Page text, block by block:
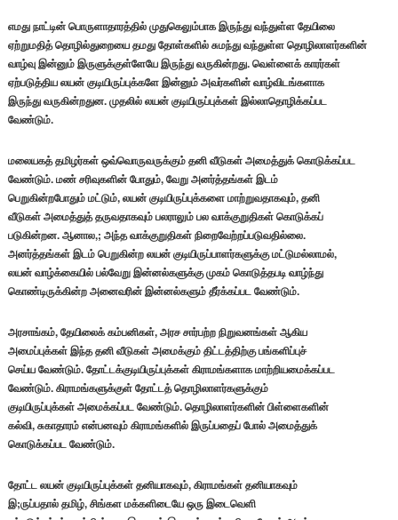
எமது நாட்டின் பொருளாதாரத்தில் முதுகெலும்பாக இருந்து வந்துள்ள தேயிலை
ஏற்றுமதித் தொழில்துறையை தமது தோள்களில் சுமந்து வந்துள்ள தொழிலாளர்களின்
வாழ்வு இன்னும் இருளுக்குள்ளேயே இருந்து வருகின்றது. வெள்ளைக் காரர்கள்
ஏற்படுத்திய லயன் குடியிருப்புக்களே இன்னும் அவர்களின் வாழ்விடங்களாக
இருந்து வருகின்றதுன. முதலில் லயன் குடியிருப்புக்கள் இல்லாதொழிக்கப்பட
வேண்டும்.
மலையகத் தமிழர்கள் ஒவ்வொருவருக்கும் தனி வீடுகள் அமைத்துக் கொடுக்கப்பட
வேண்டும். மண் சரிவுகளின் போதும், வேறு அனர்த்தங்கள் இடம்
பெறுகின்றபோதும் மட்டும், லயன் குடியிருப்புக்களை மாற்றுவதாகவும், தனி
வீடுகள் அமைத்துத் தருவதாகவும் பலராலும் பல வாக்குறுதிகள் கொடுக்கப்
படுகின்றன. ஆனால,; அந்த வாக்குறுதிகள் நிறைவேற்றப்படுவதில்லை.
அனர்த்தங்கள் இடம் பெறுகின்ற லயன் குடியிருப்பாளர்களுக்கு மட்டுமல்லாமல்,
லயன் வாழ்க்கையில் பல்வேறு இன்னல்களுக்கு முகம் கொடுத்தபடி வாழ்ந்து
கொண்டிருக்கின்ற அனைவரின் இன்னல்களும் தீர்க்கப்பட வேண்டும்.
அரசாங்கம், தேயிலைக் கம்பனிகள், அரச சார்பற்ற நிறுவனங்கள் ஆகிய
அமைப்புக்கள் இந்த தனி வீடுகள் அமைக்கும் திட்டத்திற்கு பங்களிப்புச்
செய்ய வேண்டும். தோட்டக்குடியிருப்புக்கள் கிராமங்களாக மாற்றியமைக்கப்பட
வேண்டும். கிராமங்களுக்குள் தோட்டத் தொழிலாளர்களுக்கும்
குடியிருப்புக்கள் அமைக்கப்பட வேண்டும். தொழிலாளர்களின் பிள்ளைகளின்
கல்வி, சுகாதாரம் என்பனவும் கிராமங்களில் இருப்பதைப் போல் அமைத்துக்
கொடுக்கப்பட வேண்டும்.
தோட்ட லயன் குடியிருப்புக்கள் தனியாகவும், கிராமங்கள் தனியாகவும்
இ;ருப்பதால் தமிழ், சிங்கள மக்களிடையே ஒரு இடைவெளி